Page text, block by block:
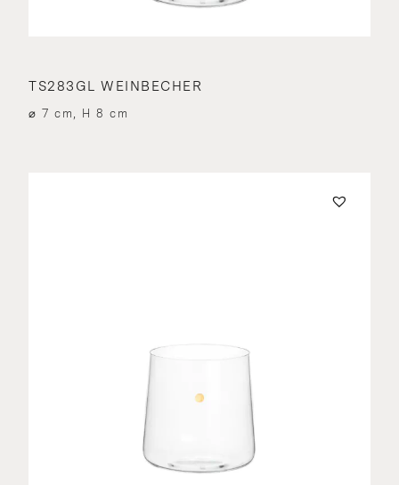
TS283GL WEINBECHER
⌀ 7 cm, H 8 cm